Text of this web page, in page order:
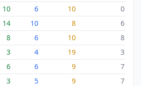
10 6 10
0
14 10 8
6
8 6 10
8
3 4 19
3
6 6 9
7
3 5 9 7